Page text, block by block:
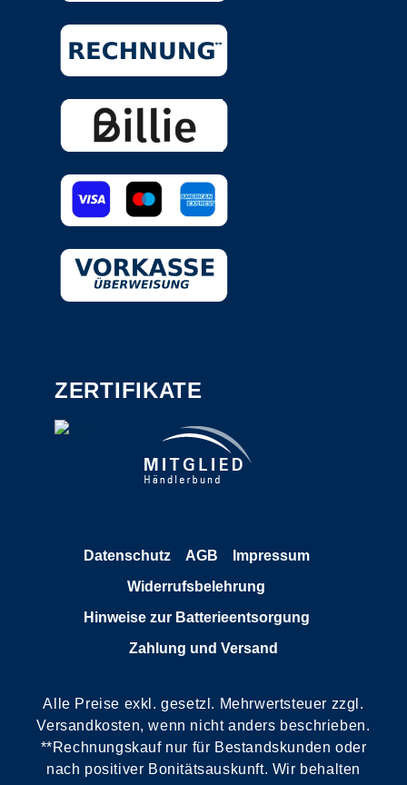
ZERTIFIKATE
Datenschutz AGB
Impressum
Widerrufsbelehrung
Hinweise zur Batterieentsorgung
Zahlung und Versand
Alle Preise exkl. gesetzl. Mehrwertsteuer zzgl.
Versandkosten, wenn nicht anders beschrieben.
**Rechnungskauf nur für Bestandskunden oder
nach positiver Bonitätsauskunft. Wir behalten